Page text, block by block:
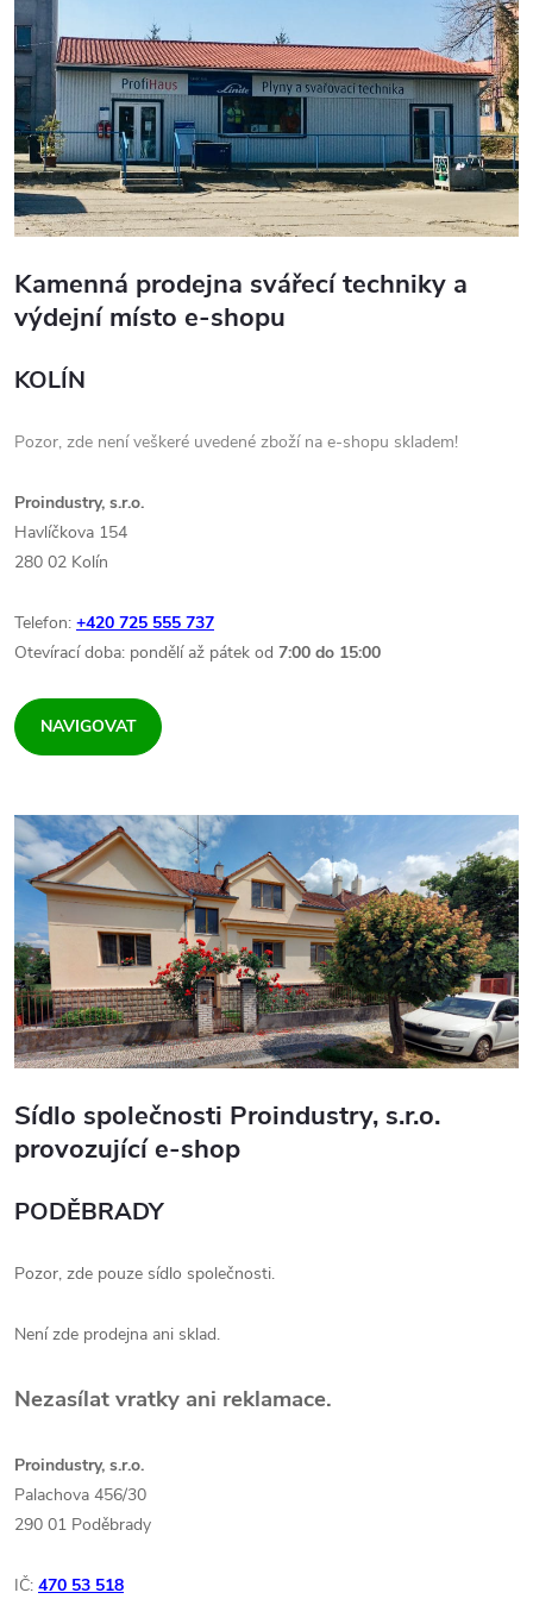
Kamenná prodejna svářecí techniky a
výdejní místo e-shopu
KOLÍN
Pozor, zde není veškeré uvedené zboží na e-shopu skladem!
Proindustry, s.r.o.
Havlíčkova 154
280 02 Kolín
Telefon: +420 725 555 737
Otevírací doba: pondělí až pátek od 7:00 do 15:00
NAVIGOVAT
Sídlo společnosti Proindustry, s.r.o.
provozující e-shop
PODĚBRADY
Pozor, zde pouze sídlo společnosti.
Není zde prodejna ani sklad.
Nezasílat vratky ani reklamace.
Proindustry, s.r.o.
Palachova 456/30
290 01 Poděbrady
IČ: 470 53 518